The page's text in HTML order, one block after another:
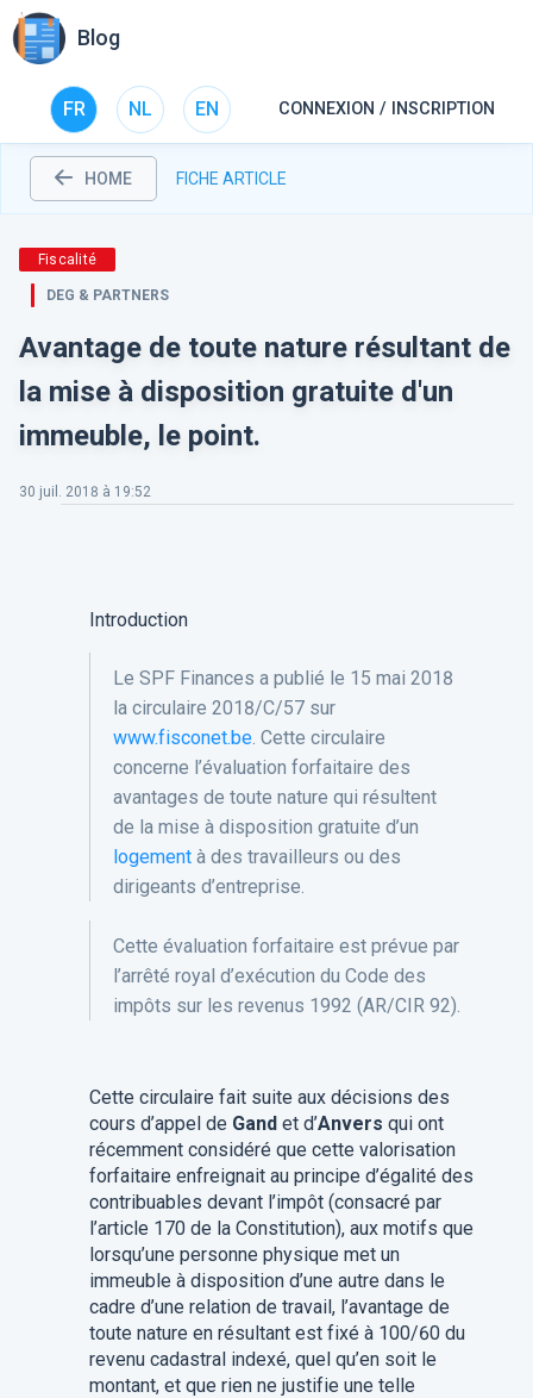
Blog
FR NL EN CONNEXION / INSCRIPTION
HOME FICHE ARTICLE
Fiscalité
DEG & PARTNERS
Avantage de toute nature résultant de
la mise à disposition gratuite d'un
immeuble, le point.
30 juil. 2018 à 19:52
Introduction
Le SPF Finances a publié le 15 mai 2018
la circulaire 2018/C/57 sur
www.fisconet.be. Cette circulaire
concerne l’évaluation forfaitaire des
avantages de toute nature qui résultent
de la mise à disposition gratuite d’un
logementà des travailleurs ou des
dirigeants d’entreprise.
Cette évaluation forfaitaire est prévue par
l’arrêté royal d’exécution du Code des
impôts sur les revenus 1992 (AR/CIR 92).
Cette circulaire fait suite aux décisions des
cours d’appel de Gand et d’Anvers qui ont
récemment considéré que cette valorisation
forfaitaire enfreignait au principe d’égalité des
contribuables devant l’impôt (consacré par
l’article 170 de la Constitution), aux motifs que
lorsqu’une personne physique met un
immeuble à disposition d’une autre dans le
cadre d’une relation de travail, l’avantage de
toute nature en résultant est fixé à 100/60 du
revenu cadastral indexé, quel qu’en soit le
montant, et que rien ne justifie une telle